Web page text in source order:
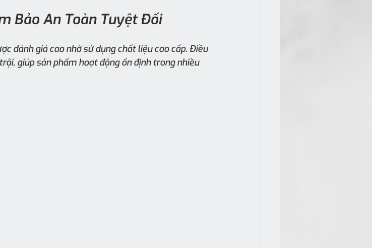
Bảo An Toàn Tuyệt Đối
đánh giá cao nhờ sử dụng chất liệu cao cấp. Điều
giúp sản phẩm hoạt động ổn định trong nhiều